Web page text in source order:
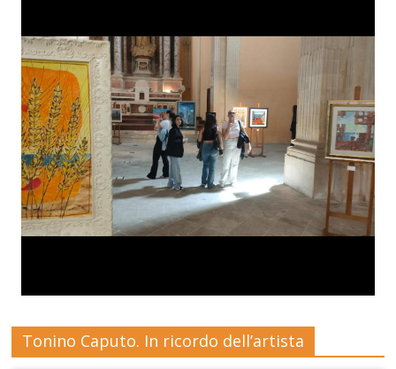
Tonino Caputo. In ricordo dell’artista